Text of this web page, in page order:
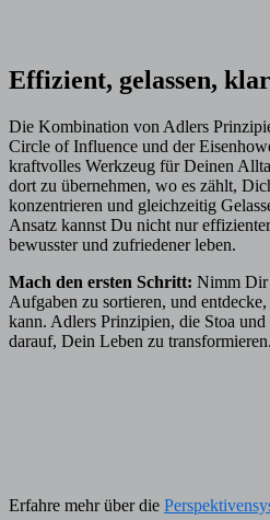
Effizient, gelassen, klar
Die Kombination von Adlers
Circle of Influence und der
kraftvolles Werkzeug für Deinen
dort zu übernehmen, wo es zählt,
konzentrieren und gleichzeitig
Ansatz kannst Du nicht nur
bewusster und zufriedener leben.
Mach den ersten Schritt: Nimm Dir
Aufgaben zu sortieren, und
kann. Adlers Prinzipien, die Stoa
darauf, Dein Leben zu transformieren.
Erfahre mehr über die